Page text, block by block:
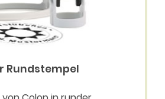
Rundstempel